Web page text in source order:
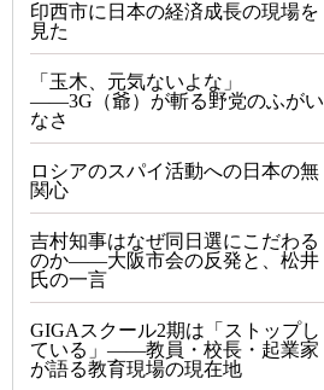
印西市に日本の経済成長の現場を
見た
「玉木、元気ないよな」
――3G（爺）が斬る野党のふがい
なさ
ロシアのスパイ活動への日本の無
関心
吉村知事はなぜ同日選にこだわる
のか――大阪市会の反発と、松井
氏の一言
GIGAスクール2期は「ストップし
ている」——教員・校長・起業家
が語る教育現場の現在地